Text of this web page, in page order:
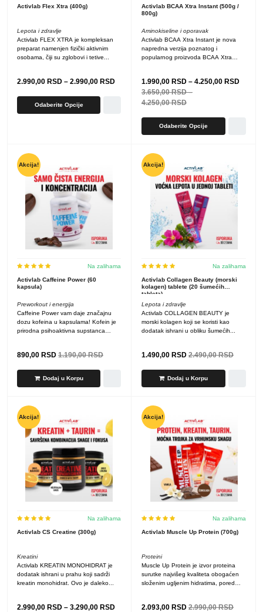
Activlab Flex Xtra (400g)
Lepota i zdravlje
Activlab FLEX XTRA je kompleksan
preparat namenjen fizički aktivnim
osobama, čiji su zglobovi i tetive...
2.990,00 RSD – 2.990,00 RSD
Odaberite Opcije
Activlab BCAA Xtra Instant (500g /
800g)
Aminokiseline i oporavak
Activlab BCAA Xtra Instant je nova
napredna verzija poznatog i
popularnog proizvoda BCAA Xtra
1.990,00 RSD – 4.250,00 RSD
3.650,00RSD–
4.250,00RSD
Odaberite Opcije
Akcija!
Na zalihama
Activlab Caffeine Power (60
kapsula)
Preworkout i energija
Caffeine Power vam daje značajnu
dozu kofeina u kapsulama! Kofein je
prirodna psihoaktivna supstanca
890,00 RSD 1.190,00RSD
Dodaj u Korpu
Akcija!
Na zalihama
Activlab Collagen Beauty (morski
kolagen) tablete (20 šumećih
tableta)
Lepota i zdravlje
Activlab COLLAGEN BEAUTY je
morski kolagen koji se koristi kao
dodatak ishrani u obliku šumećih...
1.490,00 RSD 2.490,00RSD
Dodaj u Korpu
Akcija!
Na zalihama
Activlab CS Creatine (300g)
Kreatini
Activlab KREATIN MONOHIDRAT je
dodatak ishrani u prahu koji sadrži
kreatin monohidrat. Ovo je daleko...
2.990,00 RSD – 3.290,00 RSD
Akcija!
Na zalihama
Activlab Muscle Up Protein (700g)
Proteini
Muscle Up Protein je izvor proteina
surutke najvišeg kvaliteta obogaćen
složenim ugljenim hidratima, pored
2.093,00 RSD 2.990,00RSD